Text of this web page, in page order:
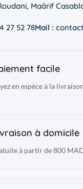
Maârif
27 52 78Mail :
facile
en espèce à la livraison
à domicile
à partir de 800